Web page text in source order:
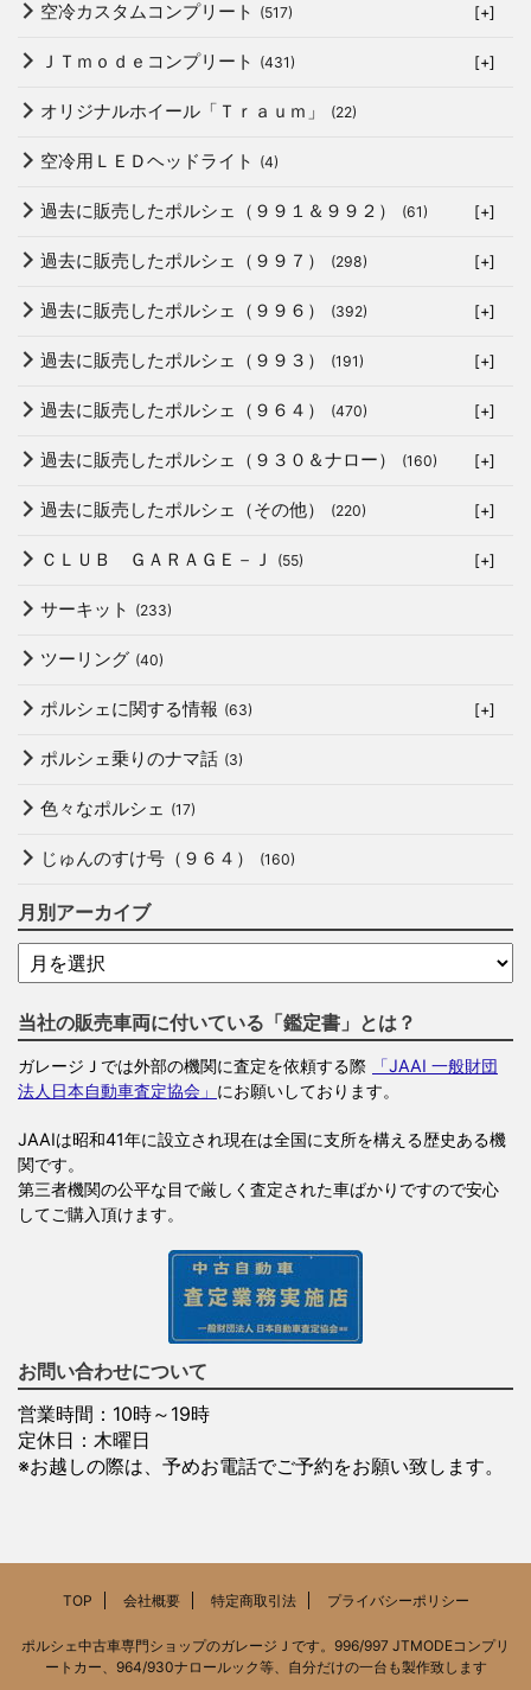
空冷カスタムコンプリート (517) [+]
ＪＴｍｏｄｅコンプリート (431) [+]
オリジナルホイール「Ｔｒａｕｍ」 (22)
空冷用ＬＥＤヘッドライト (4)
過去に販売したポルシェ（９９１＆９９２） (61) [+]
過去に販売したポルシェ（９９７） (298) [+]
過去に販売したポルシェ（９９６） (392) [+]
過去に販売したポルシェ（９９３） (191) [+]
過去に販売したポルシェ（９６４） (470) [+]
過去に販売したポルシェ（９３０＆ナロー） (160) [+]
過去に販売したポルシェ（その他） (220) [+]
ＣＬＵＢ ＧＡＲＡＧＥ－Ｊ (55) [+]
サーキット (233)
ツーリング (40)
ポルシェに関する情報 (63) [+]
ポルシェ乗りのナマ話 (3)
色々なポルシェ (17)
じゅんのすけ号（９６４） (160)
月別アーカイブ
当社の販売車両に付いている「鑑定書」とは？
ガレージＪでは外部の機関に査定を依頼する際
「JAAI 一般財団
法人日本自動車査定協会」 にお願いしております。
JAAIは昭和41年に設立され現在は全国に支所を構える歴史ある機
関です。
第三者機関の公平な目で厳しく査定された車ばかりですので安心
してご購入頂けます。
お問い合わせについて
営業時間：10時～19時
定休日：木曜日
※お越しの際は、予めお電話でご予約をお願い致します。
TOP 会社概要 特定商取引法 プライバシーポリシー
ポルシェ中古車専門ショップのガレージＪです。996/997 JTMODEコンプリ
ートカー、964/930ナロールック等、自分だけの一台も製作致します